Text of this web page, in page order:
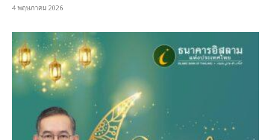
4 พฤษภาคม 2026